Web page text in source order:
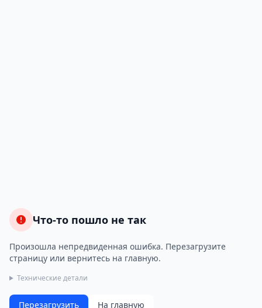
Что-то пошло не так
Произошла непредвиденная ошибка. Перезагрузите
страницу или вернитесь на главную.
Технические детали
Перезагрузить На главную